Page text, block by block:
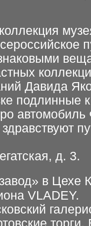
Давида
подлинные
здравствуют
д. 3.
в Цехе
VLADEY.